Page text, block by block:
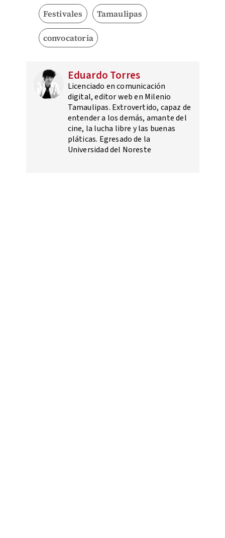
Festivales Tamaulipas
convocatoria
Eduardo Torres
Licenciado en comunicación
digital, editor web en Milenio
Tamaulipas. Extrovertido, capaz de
entender a los demás, amante del
cine, la lucha libre y las buenas
pláticas. Egresado de la
Universidad del Noreste